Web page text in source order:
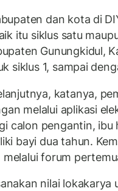
dan kota di
itu siklus satu
Gunungkidul,
siklus 1, sampai
katanya,
melalui aplikasi
calon pengantin, ibu
bayi dua tahun.
melalui forum
nilai